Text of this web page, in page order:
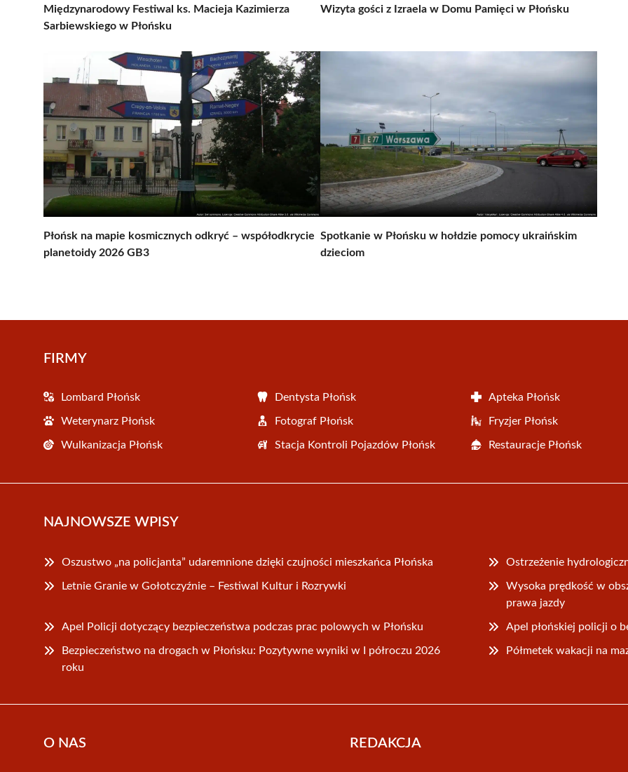
Międzynarodowy Festiwal ks. Macieja Kazimierza
Sarbiewskiego w Płońsku
Wizyta gości z Izraela w Domu Pamięci w Płońsku
Płońsk na mapie kosmicznych odkryć – współodkrycie
planetoidy 2026 GB3
Spotkanie w Płońsku w hołdzie pomocy ukraińskim
dzieciom
FIRMY
Lombard Płońsk Dentysta Płońsk Apteka Płońsk
Weterynarz Płońsk Fotograf Płońsk Fryzjer Płońsk
Wulkanizacja Płońsk Stacja Kontroli Pojazdów Płońsk Restauracje Płońsk
NAJNOWSZE WPISY
Oszustwo „na policjanta” udaremnione dzięki czujności mieszkańca Płońska Ostrzeżenie
Letnie Granie w Gołotczyźnie – Festiwal Kultur i Rozrywki
Wysoka prędkość w
prawa jazdy
Apel Policji dotyczący bezpieczeństwa podczas prac polowych w Płońsku Apel płońskiej policji o
Bezpieczeństwo na drogach w Płońsku: Pozytywne wyniki w I półroczu 2026
roku
Półmetek wakacji na
O NAS REDAKCJA